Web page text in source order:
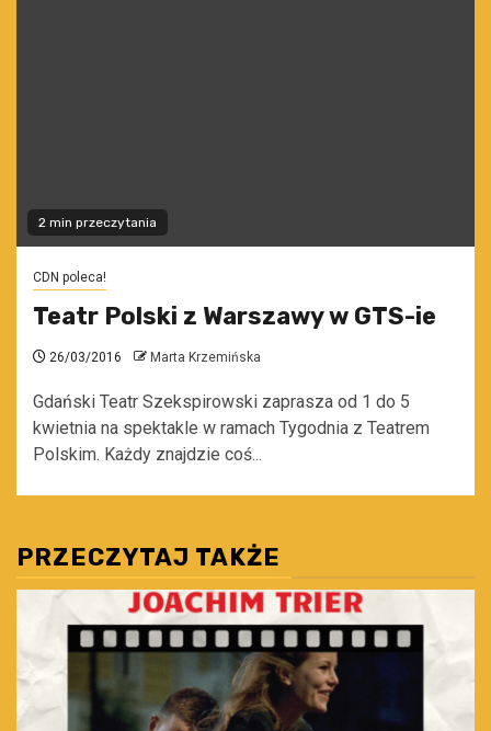
2 min przeczytania
CDN poleca!
Teatr Polski z Warszawy w GTS-ie
26/03/2016 Marta Krzemińska
Gdański Teatr Szekspirowski zaprasza od 1 do 5
kwietnia na spektakle w ramach Tygodnia z Teatrem
Polskim. Każdy znajdzie coś...
PRZECZYTAJ TAKŻE